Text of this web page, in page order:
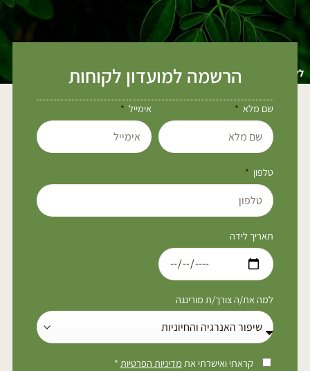
הרשמה למועדון לקוחות
שם מלא אימייל
טלפון
תאריך לידה
למה את/ה צורך/ת מורינגה
קראתי ואישרתי את מדיניות הפרטיות*